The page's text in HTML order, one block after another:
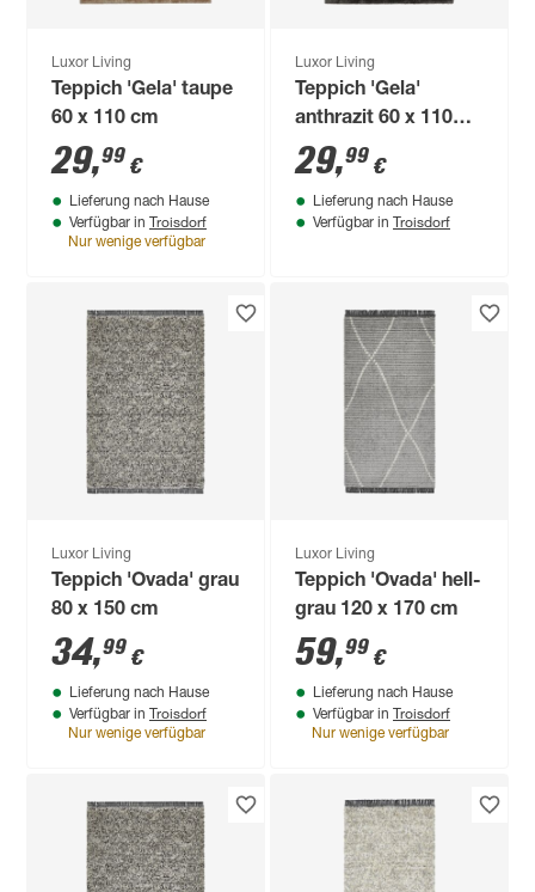
Luxor Living
Teppich 'Gela' taupe
60 x 110 cm
29,99 €
Lieferung nach Hause
Verfügbar in Troisdorf
Nur wenige verfügbar
Luxor Living
Teppich 'Gela'
anthrazit 60 x 110
cm
29,99 €
Lieferung nach Hause
Verfügbar in Troisdorf
Luxor Living
Teppich 'Ovada' grau
80 x 150 cm
34,99 €
Lieferung nach Hause
Verfügbar in Troisdorf
Nur wenige verfügbar
Luxor Living
Teppich 'Ovada' hell-
grau 120 x 170 cm
59,99 €
Lieferung nach Hause
Verfügbar in Troisdorf
Nur wenige verfügbar